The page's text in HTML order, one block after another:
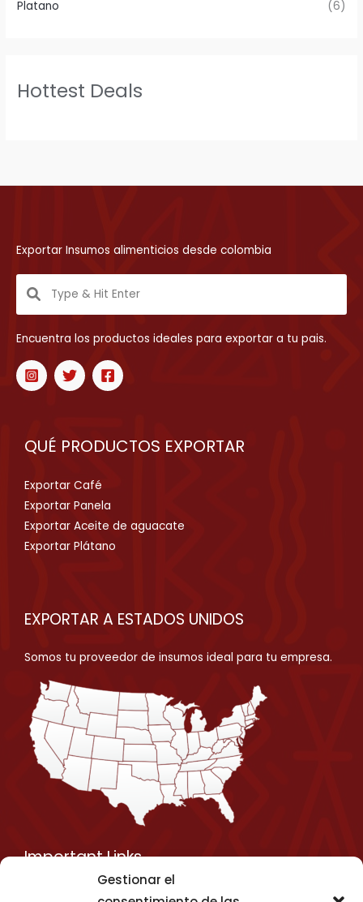
Gestionar el
Platano
(6)
Hottest Deals
Exportar Insumos alimenticios desde colombia
Encuentra los productos ideales para exportar a tu pais.
QUÉ PRODUCTOS EXPORTAR
Exportar Café
Exportar Panela
Exportar Aceite de aguacate
Exportar Plátano
EXPORTAR A ESTADOS UNIDOS
Somos tu proveedor de insumos ideal para tu empresa.
Important Links
Privacy Policy